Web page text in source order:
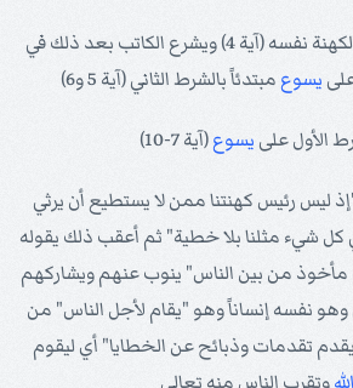
2- يجب ألاَّ يعين رئيس الكهنة نفسه (آية 4) ويشرع الكاتب بعد ذلك في
يسوع مبتدئاً بالشرط الثاني (آية 5 و6)
الأول على يسوع(آية 7-10)
ليس رئيس كهنتنا ممن لا يستطيع أن يرثي
شيء مثلنا بلا خطية" ثم أعقب ذلك يقوله
من بين الناس" ينوب عنهم ويشاركهم
نفسه إنساناً وهو "يقام لأجل الناس" من
يقدم تقدمات وذبائح عن الخطايا" أي ليقوم
اللهوتقرب الناس منه تعالى